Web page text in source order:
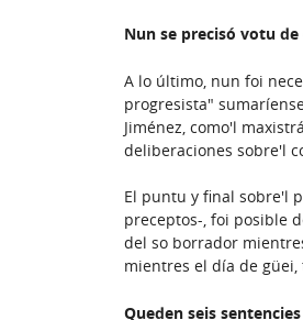
Nun se precisó votu de
A lo último, nun foi
progresista"
Jiménez, como'l
deliberaciones sobre'l
El puntu y final sobre'l
preceptos-, foi posible
del so borrador
mientres el día de
Queden seis sentencies